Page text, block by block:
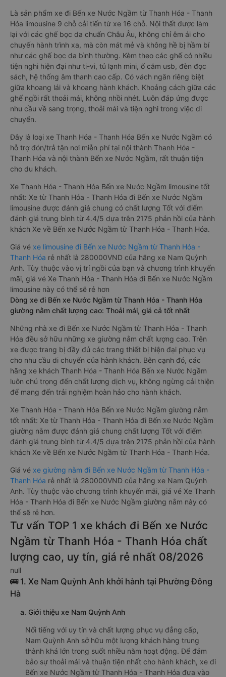
Là sản phẩm xe đi Bến xe Nước Ngầm từ Thanh Hóa - Thanh
Hóa limousine 9 chỗ cải tiến từ xe 16 chỗ. Nội thất được làm
lại với các ghế bọc da chuẩn Châu Âu, không chỉ êm ái cho
chuyến hành trình xa, mà còn mát mẻ và không hề bị hầm bí
như các ghế bọc da bình thường. Kèm theo các ghế có nhiều
tiện nghi hiện đại như ti-vi, tủ lạnh mini, ổ cắm usb, đèn đọc
sách, hệ thống âm thanh cao cấp. Có vách ngăn riêng biệt
giữa khoang lái và khoang hành khách. Khoảng cách giữa các
ghế ngồi rất thoải mái, không nhồi nhét. Luôn đáp ứng được
nhu cầu về sang trọng, thoải mái và tiện nghi trong việc di
chuyển.
Đây là loại xe Thanh Hóa - Thanh Hóa Bến xe Nước Ngầm có
hỗ trợ đón/trả tận nơi miễn phí tại nội thành Thanh Hóa -
Thanh Hóa và nội thành Bến xe Nước Ngầm, rất thuận tiện
cho du khách.
Xe Thanh Hóa - Thanh Hóa Bến xe Nước Ngầm limousine tốt
nhất: Xe từ Thanh Hóa - Thanh Hóa đi Bến xe Nước Ngầm
limousine được đánh giá chung có chất lượng Tốt với điểm
đánh giá trung bình từ 4.4/5 dựa trên 2175 phản hồi của hành
khách Xe về Bến xe Nước Ngầm từ Thanh Hóa - Thanh Hóa.
Giá vé xe limousine đi Bến xe Nước Ngầm từ Thanh Hóa -
Thanh Hóa rẻ nhất là 280000VND của hãng xe Nam Quỳnh
Anh. Tùy thuộc vào vị trí ngồi của bạn và chương trình khuyến
mãi, giá vé Xe Thanh Hóa - Thanh Hóa đi Bến xe Nước Ngầm
limousine này có thể sẽ rẻ hơn
Dòng xe đi Bến xe Nước Ngầm từ Thanh Hóa - Thanh Hóa
giường nằm chất lượng cao: Thoải mái, giá cả tốt nhất
Những nhà xe đi Bến xe Nước Ngầm từ Thanh Hóa - Thanh
Hóa đều sở hữu những xe giường nằm chất lượng cao. Trên
xe được trang bị đầy đủ các trang thiết bị hiện đại phục vụ
cho nhu cầu di chuyển của hành khách. Bên cạnh đó, các
hãng xe khách Thanh Hóa - Thanh Hóa Bến xe Nước Ngầm
luôn chú trọng đến chất lượng dịch vụ, không ngừng cải thiện
để mang đến trải nghiệm hoàn hảo cho hành khách.
Xe Thanh Hóa - Thanh Hóa Bến xe Nước Ngầm giường nằm
tốt nhất: Xe từ Thanh Hóa - Thanh Hóa đi Bến xe Nước Ngầm
giường nằm được đánh giá chung chất lượng Tốt với điểm
đánh giá trung bình từ 4.4/5 dựa trên 2175 phản hồi của hành
khách Xe về Bến xe Nước Ngầm từ Thanh Hóa - Thanh Hóa.
Giá vé xe giường nằm đi Bến xe Nước Ngầm từ Thanh Hóa -
Thanh Hóa rẻ nhất là 280000VND của hãng xe Nam Quỳnh
Anh. Tùy thuộc vào chương trình khuyến mãi, giá vé Xe Thanh
Hóa - Thanh Hóa đi Bến xe Nước Ngầm giường nằm này có
thể sẽ rẻ hơn.
Tư vấn TOP 1 xe khách đi Bến xe Nước
Ngầm từ Thanh Hóa - Thanh Hóa chất
lượng cao, uy tín, giá rẻ nhất 08/2026
null
🚌 1. Xe Nam Quỳnh Anh khởi hành tại Phường Đông
Hà
a. Giới thiệu xe Nam Quỳnh Anh
Nổi tiếng với uy tín và chất lượng phục vụ đẳng cấp,
Nam Quỳnh Anh sở hữu một lượng khách hàng trung
thành khá lớn trong suốt nhiều năm hoạt động. Để đảm
bảo sự thoải mái và thuận tiện nhất cho hành khách, xe đi
Bến xe Nước Ngầm từ Thanh Hóa - Thanh Hóa đưa vào